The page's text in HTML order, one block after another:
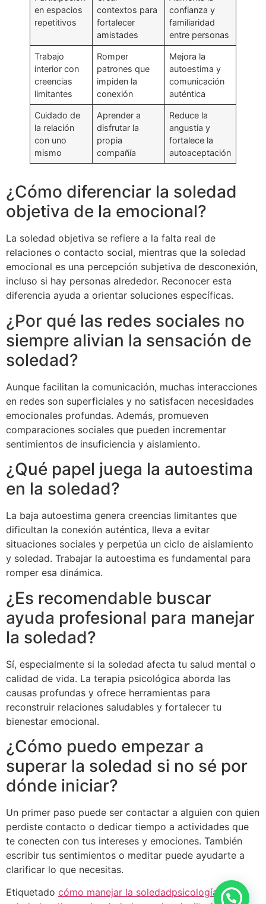
en espacios
repetitivos
contextos para
fortalecer
amistades
confianza y
familiaridad
entre personas
Trabajo
interior con
creencias
limitantes
Romper
patrones que
impiden la
conexión
Mejora la
autoestima y
comunicación
auténtica
Cuidado de
la relación
con uno
mismo
Aprender a
disfrutar la
propia
compañía
Reduce la
angustia y
fortalece la
autoaceptación
¿Cómo diferenciar la soledad
objetiva de la emocional?
La soledad objetiva se refiere a la falta real de
relaciones o contacto social, mientras que la soledad
emocional es una percepción subjetiva de desconexión,
incluso si hay personas alrededor. Reconocer esta
diferencia ayuda a orientar soluciones específicas.
¿Por qué las redes sociales no
siempre alivian la sensación de
soledad?
Aunque facilitan la comunicación, muchas interacciones
en redes son superficiales y no satisfacen necesidades
emocionales profundas. Además, promueven
comparaciones sociales que pueden incrementar
sentimientos de insuficiencia y aislamiento.
¿Qué papel juega la autoestima
en la soledad?
La baja autoestima genera creencias limitantes que
dificultan la conexión auténtica, lleva a evitar
situaciones sociales y perpetúa un ciclo de aislamiento
y soledad. Trabajar la autoestima es fundamental para
romper esa dinámica.
¿Es recomendable buscar
ayuda profesional para manejar
la soledad?
Sí, especialmente si la soledad afecta tu salud mental o
calidad de vida. La terapia psicológica aborda las
causas profundas y ofrece herramientas para
reconstruir relaciones saludables y fortalecer tu
bienestar emocional.
¿Cómo puedo empezar a
superar la soledad si no sé por
dónde iniciar?
Un primer paso puede ser contactar a alguien con quien
perdiste contacto o dedicar tiempo a actividades que
te conecten con tus intereses y emociones. También
escribir tus sentimientos o meditar puede ayudarte a
clarificar lo que necesitas.
Etiquetado cómo manejar la soledadpsicología de la